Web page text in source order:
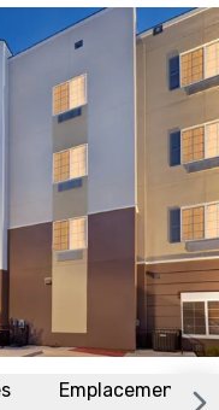
Emplacement